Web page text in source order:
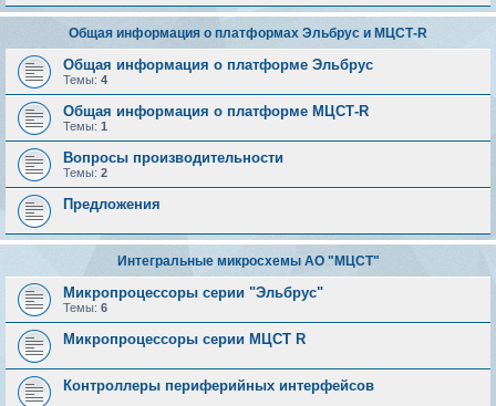
Общая информация о платформах Эльбрус и МЦСТ-R
Общая информация о платформе Эльбрус
Темы: 4
Общая информация о платформе МЦСТ-R
Темы: 1
Вопросы производительности
Темы: 2
Предложения
Интегральные микросхемы АО "МЦСТ"
Микропроцессоры серии "Эльбрус"
Темы: 6
Микропроцессоры серии МЦСТ R
Контроллеры периферийных интерфейсов